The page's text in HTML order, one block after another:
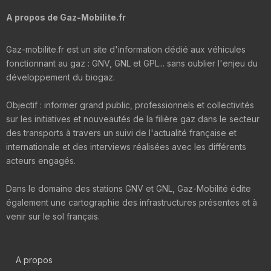
A propos de Gaz-Mobilite.fr
Gaz-mobilite.fr est un site d'information dédié aux véhicules
fonctionnant au gaz : GNV, GNL et GPL... sans oublier l'enjeu du
développement du biogaz.
Objectif : informer grand public, professionnels et collectivités
sur les initiatives et nouveautés de la filière gaz dans le secteur
des transports à travers un suivi de l'actualité française et
internationale et des interviews réalisées avec les différents
acteurs engagés.
Dans le domaine des stations GNV et GNL, Gaz-Mobilité édite
également une cartographie des infrastructures présentes et à
venir sur le sol français.
A propos